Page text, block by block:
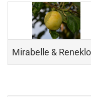
Mirabelle &